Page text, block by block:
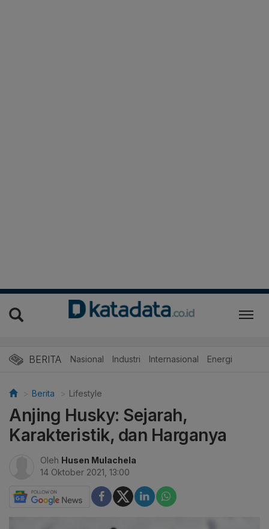
BERITA Nasional Industri Internasional Energi
Berita Lifestyle
Anjing Husky: Sejarah,
Karakteristik, dan Harganya
Oleh Husen Mulachela
14 Oktober 2021, 13:00